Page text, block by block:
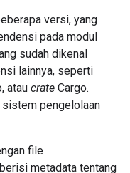
versi, yang
pada modul
sudah dikenal
lainnya, seperti
atau crate Cargo.
pengelolaan
file
metadata tentang